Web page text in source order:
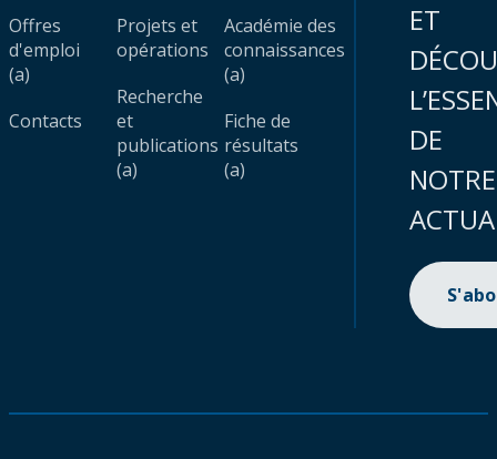
Offres
d'emploi
(a)
Contacts
Projets et
opérations
Recherche
et
publications
(a)
Académie des
connaissances
(a)
Fiche de
résultats
(a)
ET
DE
NOTRE